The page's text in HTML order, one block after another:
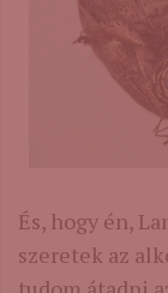
És, hogy én,
szeretek az